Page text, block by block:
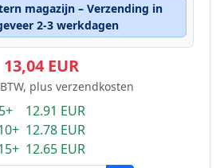
magazijn – Verzending in
2-3 werkdagen
13,04 EUR
plus verzendkosten
5+ 12.91 EUR
12.78 EUR
12.65 EUR